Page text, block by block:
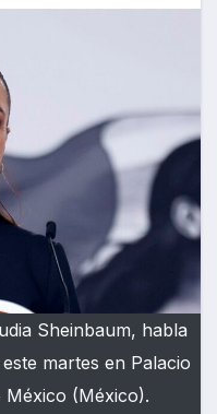
Sheinbaum, habla
martes en Palacio
México (México).